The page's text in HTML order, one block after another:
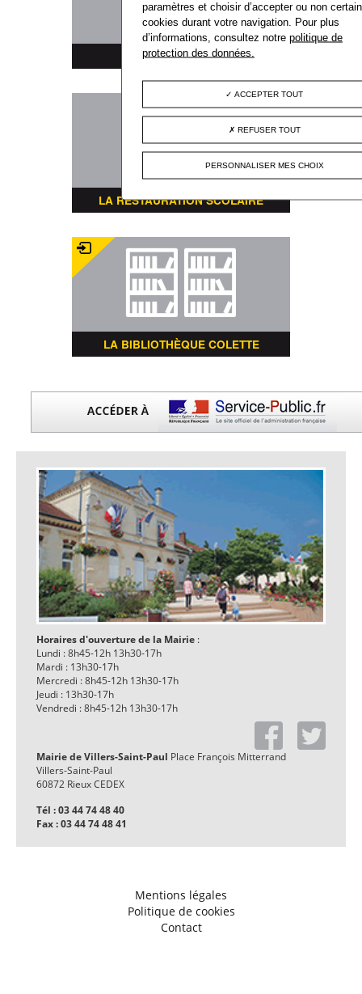
PLAN DE LA VILLE
LA RESTAURATION SCOLAIRE
LA BIBLIOTHÈQUE COLETTE
Horaires d'ouverture de la Mairie :
Lundi : 8h45-12h 13h30-17h
Mardi : 13h30-17h
Mercredi : 8h45-12h 13h30-17h
Jeudi : 13h30-17h
Vendredi : 8h45-12h 13h30-17h
Mairie de Villers-Saint-Paul Place François Mitterrand
Villers-Saint-Paul
60872 Rieux CEDEX
Tél : 03 44 74 48 40
Fax : 03 44 74 48 41
Mentions légales
Politique de cookies
Contact
paramètres et choisir d’accepter ou non
cookies durant votre navigation. Pour plus
d’informations, consultez notrepolitique de
protection des données.
ACCEPTER TOUT
REFUSER TOUT
PERSONNALISER MES CHOIX